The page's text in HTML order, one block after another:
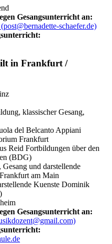
Gesangsunterricht an:
schaefer.de)
in Frankfurt /
klassischer Gesang,
del Belcanto Appiani
Frankfurt
Reid Fortbildungen über den
(BDG)
und darstellende
am Main
Kuenste Dominik
Gesangsunterricht an: